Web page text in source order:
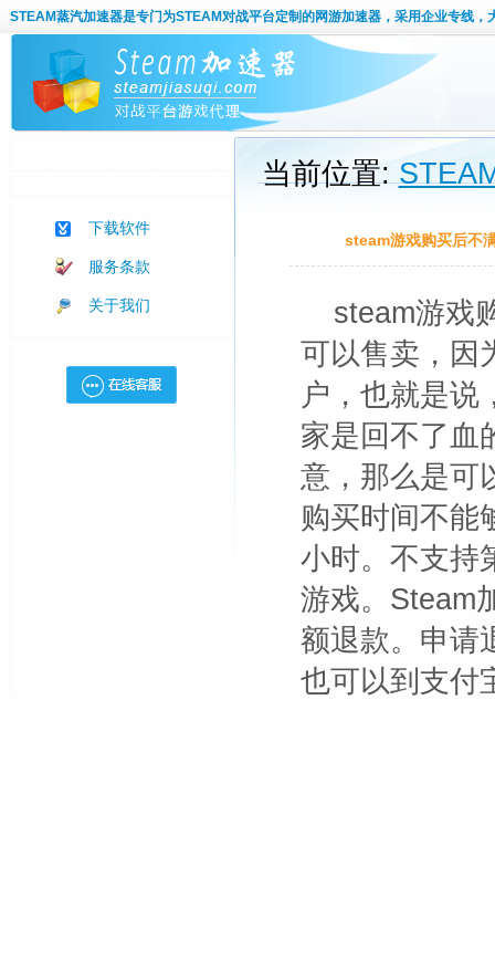
STEAM蒸汽加速器是专门为STEAM对战平台定制的网游加速器，采用企业专线，
下载软件
服务条款
关于我们
当前位置:
steam游戏购买后不
steam游戏
可以售卖，因
户，也就是说
家是回不了血
意，那么是可
购买时间不能
小时。不支持
游戏。Steam
额退款。申请
也可以到支付